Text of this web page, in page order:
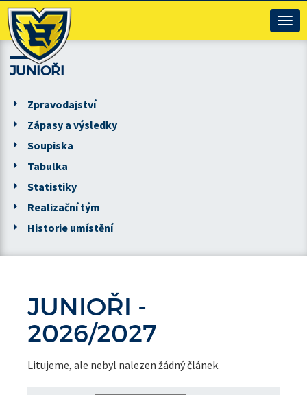
JUNIOŘI
Zpravodajství
Zápasy a výsledky
Soupiska
Tabulka
Statistiky
Realizační tým
Historie umístění
JUNIOŘI -
2026/2027
Litujeme, ale nebyl nalezen žádný článek.